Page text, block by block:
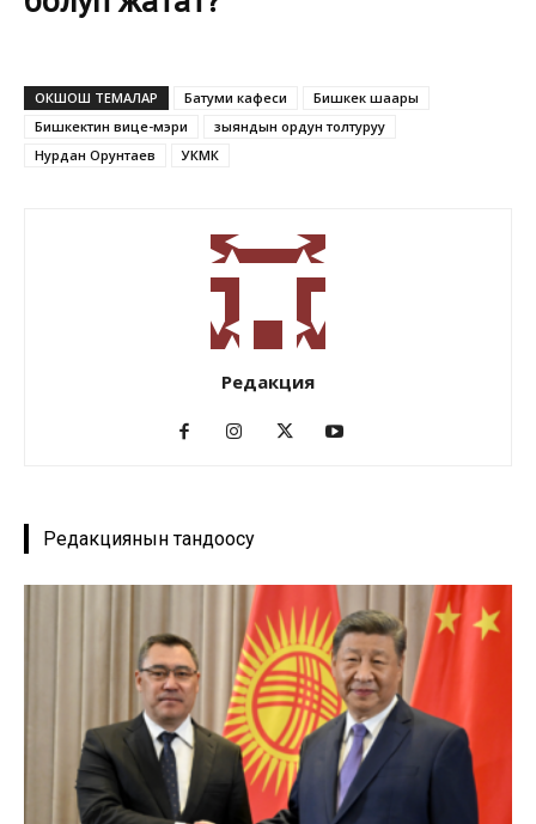
ОКШОШ ТЕМАЛАР Батуми кафеси
Бишкек шаары
Бишкектин вице-мэри
зыяндын ордун толтуруу
Нурдан Орунтаев
УКМК
Редакция
Редакциянын тандоосу